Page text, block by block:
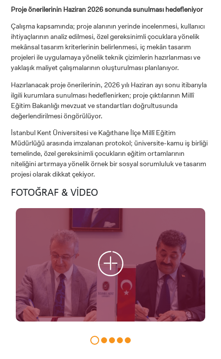
INTERNATIONAL
STUDENT
ADAYLARI
ÖNLİSANS ve
LİSANS ADAY ÖĞRENCİ
Proje önerilerinin Haziran 2026 sonunda sunulması hedefleniyor
Çalışma kapsamında; proje alanının yerinde incelenmesi, kullanıcı
ihtiyaçlarının analiz edilmesi, özel gereksinimli çocuklara yönelik
mekânsal tasarım kriterlerinin belirlenmesi, iç mekân tasarım
projeleri ile uygulamaya yönelik teknik çizimlerin hazırlanması ve
yaklaşık maliyet çalışmalarının oluşturulması planlanıyor.
Hazırlanacak proje önerilerinin, 2026 yılı Haziran ayı sonu itibarıyla
ilgili kurumlara sunulması hedeflenirken; proje çıktılarının Millî
Eğitim Bakanlığı mevzuat ve standartları doğrultusunda
değerlendirilmesi öngörülüyor.
İstanbul Kent Üniversitesi ve Kağıthane İlçe Millî Eğitim
Müdürlüğü arasında imzalanan protokol; üniversite-kamu iş birliği
temelinde, özel gereksinimli çocukların eğitim ortamlarının
niteliğini artırmaya yönelik örnek bir sosyal sorumluluk ve tasarım
projesi olarak dikkat çekiyor.
FOTOĞRAF & VİDEO